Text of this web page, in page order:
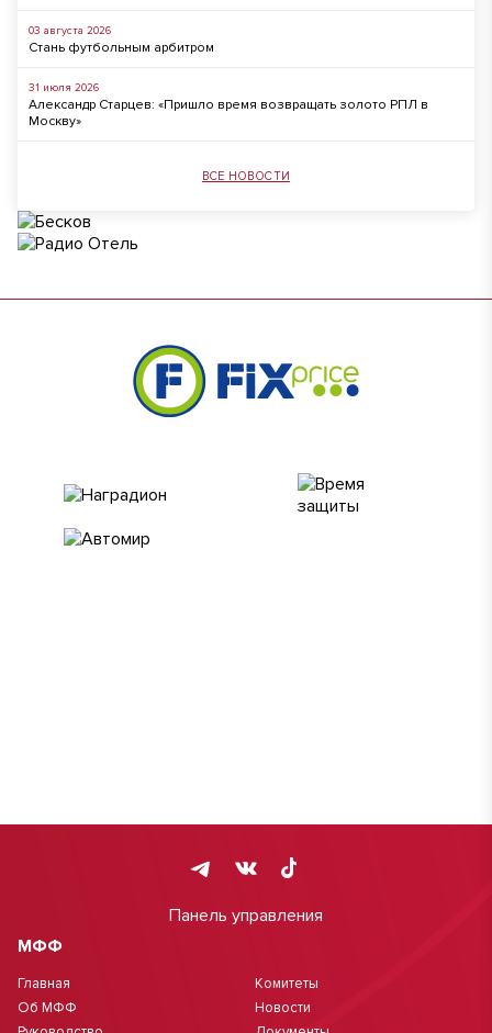
03 августа 2026
Стань футбольным арбитром
31 июля 2026
Александр Старцев: «Пришло время возвращать золото РПЛ в
Москву»
ВСЕ НОВОСТИ
Панель управления
МФФ
Главная
Об МФФ
Комитеты
Новости